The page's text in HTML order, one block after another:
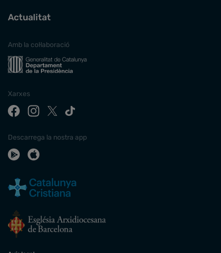
Actualitat
Amb la col·laboració
Xarxes
Descarrega la nostra app